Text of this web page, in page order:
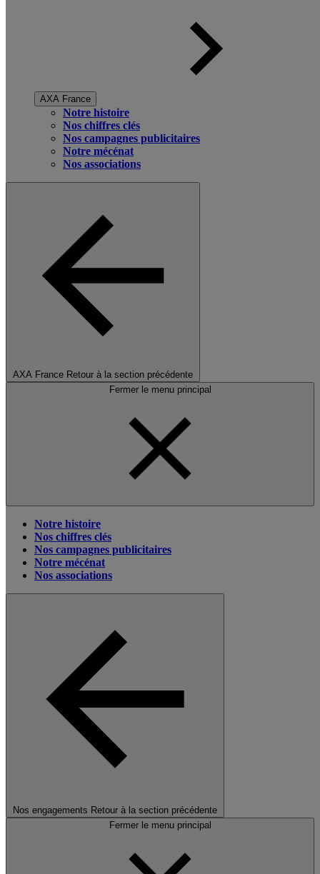
AXA France
Notre histoire
Nos chiffres clés
Nos campagnes publicitaires
Notre mécénat
Nos associations
AXA France Retour à la section précédente
Fermer le menu principal
Notre histoire
Nos chiffres clés
Nos campagnes publicitaires
Notre mécénat
Nos associations
Nos engagements Retour à la section précédente
Fermer le menu principal